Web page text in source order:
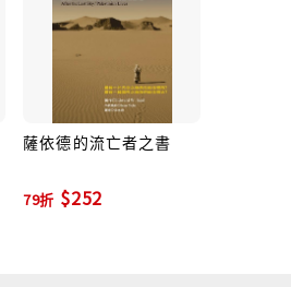
和歌劇提供豐富而且不時出人意
經典作品，也以他人不及的眼光
家作品。薩依德批評紐約大都
到最低，把要價過高的噪音推
薩依德的流亡者之書
79折 $252